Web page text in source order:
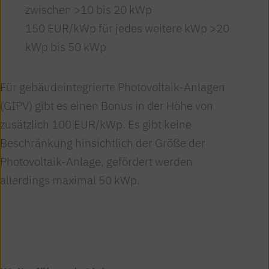
zwischen >10 bis 20 kWp
150 EUR/kWp für jedes weitere kWp >20
kWp bis 50 kWp
Für gebäudeintegrierte Photovoltaik-Anlagen
(GIPV) gibt es einen Bonus in der Höhe von
zusätzlich 100 EUR/kWp. Es gibt keine
Beschränkung hinsichtlich der Größe der
Photovoltaik-Anlage, gefördert werden
allerdings maximal 50 kWp.